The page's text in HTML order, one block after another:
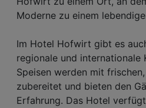
Moderne zu einem
Im Hotel Hofwirt gibt es
regionale und internationale
Speisen werden mit
zubereitet und bieten den
Erfahrung. Das Hotel